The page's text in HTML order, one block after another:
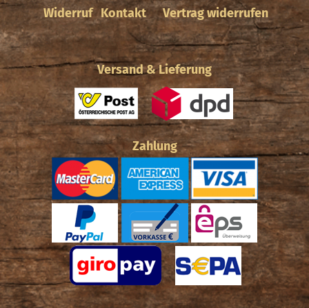
Widerruf Kontakt Vertrag widerrufen
Versand & Lieferung
Zahlung